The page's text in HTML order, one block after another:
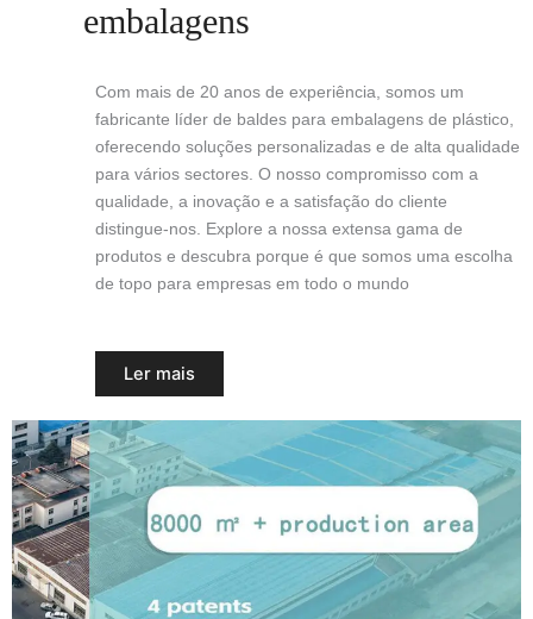
embalagens
Com mais de 20 anos de experiência, somos um
fabricante líder de baldes para embalagens de plástico,
oferecendo soluções personalizadas e de alta qualidade
para vários sectores. O nosso compromisso com a
qualidade, a inovação e a satisfação do cliente
distingue-nos. Explore a nossa extensa gama de
produtos e descubra porque é que somos uma escolha
de topo para empresas em todo o mundo
Ler mais